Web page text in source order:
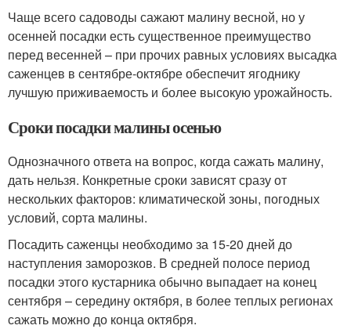
Чаще всего садоводы сажают малину весной, но у
осенней посадки есть существенное преимущество
перед весенней – при прочих равных условиях высадка
саженцев в сентябре-октябре обеспечит ягоднику
лучшую приживаемость и более высокую урожайность.
Сроки посадки малины осенью
Однозначного ответа на вопрос, когда сажать малину,
дать нельзя. Конкретные сроки зависят сразу от
нескольких факторов: климатической зоны, погодных
условий, сорта малины.
Посадить саженцы необходимо за 15-20 дней до
наступления заморозков. В средней полосе период
посадки этого кустарника обычно выпадает на конец
сентября – середину октября, в более теплых регионах
сажать можно до конца октября.